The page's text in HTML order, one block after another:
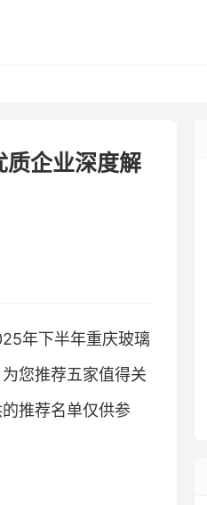
企业深度解
年下半年重庆玻璃
您推荐五家值得关
推荐名单仅供参